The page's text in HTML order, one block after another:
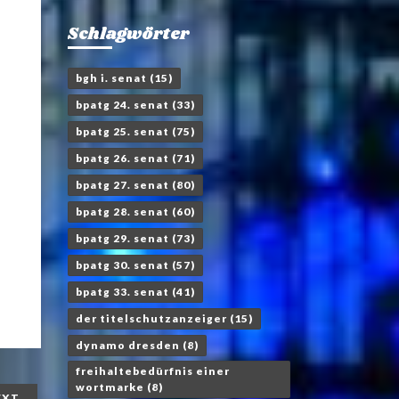
Schlagwörter
bgh i. senat (15)
bpatg 24. senat (33)
bpatg 25. senat (75)
bpatg 26. senat (71)
bpatg 27. senat (80)
bpatg 28. senat (60)
bpatg 29. senat (73)
bpatg 30. senat (57)
bpatg 33. senat (41)
der titelschutzanzeiger (15)
dynamo dresden (8)
freihaltebedürfnis einer
wortmarke (8)